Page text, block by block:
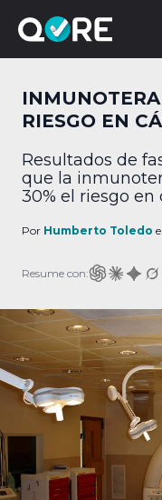
RIESGO EN
Resultados de
que la
30% el riesgo en
Por Humberto Toledo
Resume con: